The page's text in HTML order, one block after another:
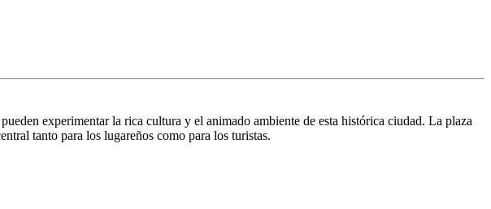
experimentar la rica cultura y el animado ambiente de esta histórica ciudad. La plaza
tanto para los lugareños como para los turistas.